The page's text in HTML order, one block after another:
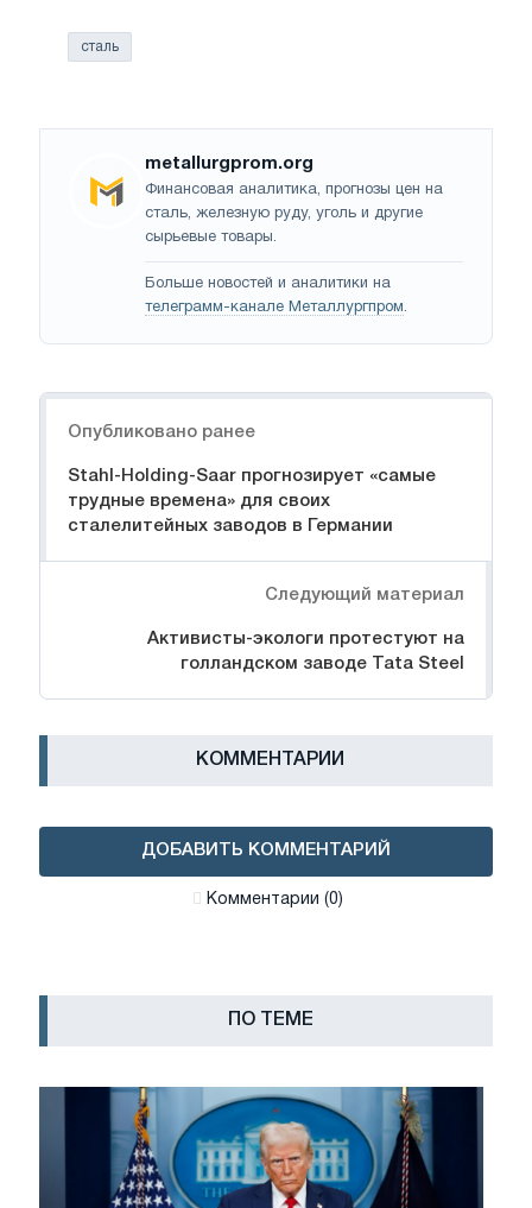
сталь
metallurgprom.org
Финансовая аналитика, прогнозы цен на
сталь, железную руду, уголь и другие
сырьевые товары.
Больше новостей и аналитики на
телеграмм-канале Металлургпром.
Опубликовано ранее
Stahl-Holding-Saar прогнозирует «самые
трудные времена» для своих
сталелитейных заводов в Германии
Следующий материал
Активисты-экологи протестуют на
голландском заводе Tata Steel
КОММЕНТАРИИ
ДОБАВИТЬ КОММЕНТАРИЙ
Комментарии (0)
ПО ТЕМЕ